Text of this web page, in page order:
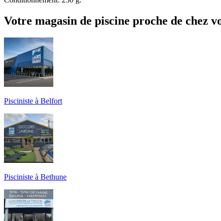
Votre magasin de piscine proche de chez
Pisciniste à Belfort
Pisciniste à Bethune